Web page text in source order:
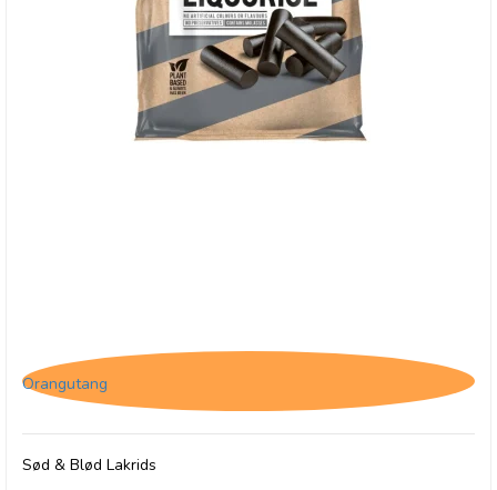
Orangutang
Sød & Blød Lakrids